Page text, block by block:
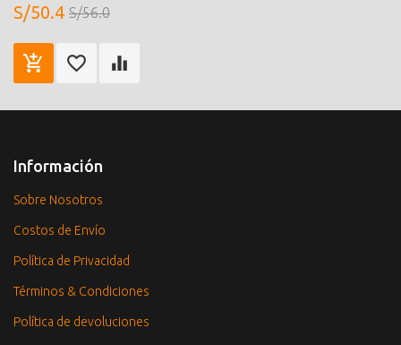
S/50.4 S/56.0
Información
Sobre Nosotros
Costos de Envío
Política de Privacidad
Términos & Condiciones
Política de devoluciones